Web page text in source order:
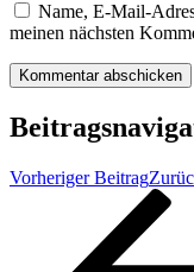
Name, E-Mail-
meinen nächsten
Vorheriger Beitrag